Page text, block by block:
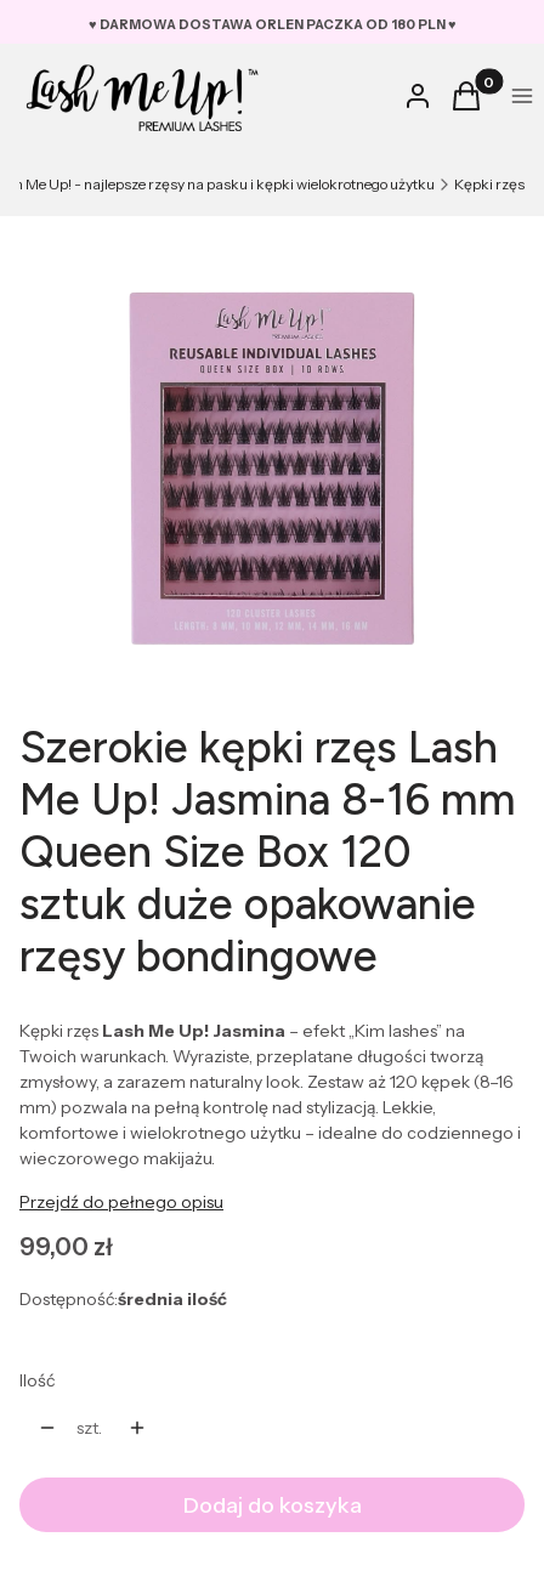
♥︎ DARMOWA DOSTAWA ORLEN PACZKA OD 180 PLN ♥︎
Zaloguj sięProdukty
Koszyk
Me Up! - najlepsze rzęsy na pasku i kępki wielokrotnego użytku Kępki rzęs
Szerokie kępki rzęs Lash
Me Up! Jasmina 8-16 mm
Queen Size Box 120
sztuk duże opakowanie
rzęsy bondingowe
Kępki rzęs Lash Me Up! Jasmina – efekt „Kim lashes” na
Twoich warunkach. Wyraziste, przeplatane długości tworzą
zmysłowy, a zarazem naturalny look. Zestaw aż 120 kępek (8–16
mm) pozwala na pełną kontrolę nad stylizacją. Lekkie,
komfortowe i wielokrotnego użytku – idealne do codziennego i
wieczorowego makijażu.
Przejdź do pełnego opisu
Cena
99,00 zł
Dostępność:średnia ilość
Ilość
szt.
Dodaj do koszyka